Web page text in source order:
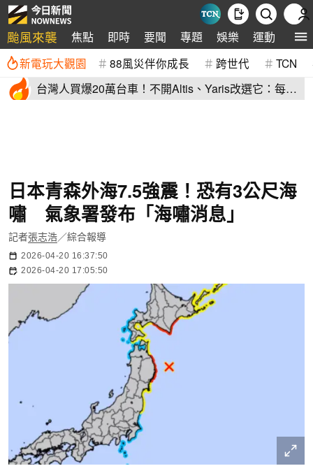
颱風來襲 焦點 即時 要聞 專題 娛樂 運動 全球
新電玩大觀園 88風災伴你成長 跨世代 TCN
台灣人買爆20萬台車！不開Altis、Yaris改選它：每輛
日本青森外海7.5強震！恐有3公尺海
嘯 氣象署發布「海嘯消息」
記者張志浩／綜合報導
2026-04-20 16:37:50
2026-04-20 17:05:50